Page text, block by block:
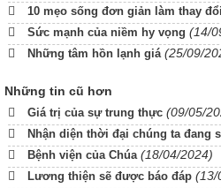
10 mẹo sống đơn giản làm thay
Sức mạnh của niềm hy vọng (14/
Những tâm hồn lạnh giá (25/09/
Những tin cũ hơn
Giá trị của sự trung thực (09/05/
Nhận diện thời đại chúng ta đang
Bệnh viện của Chúa (18/04/2024)
Lương thiện sẽ được báo đáp (13/